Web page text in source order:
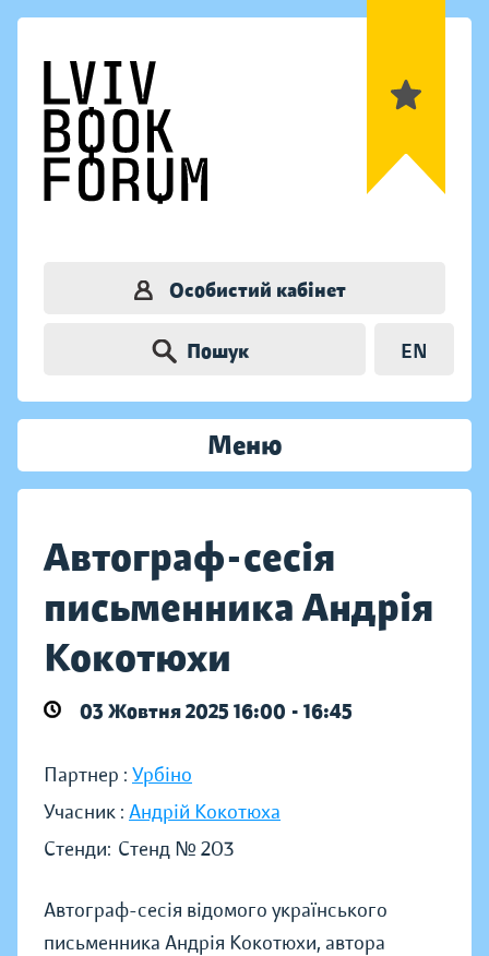
Особистий кабінет
Пошук EN
Меню
Автограф-сесія
письменника Андрія
Кокотюхи
03 Жовтня 2025 16:00 - 16:45
Партнер : Урбіно
Учасник : Андрій Кокотюха
Стенди: Стенд № 203
Автограф-сесія відомого українського
письменника Андрія Кокотюхи, автора